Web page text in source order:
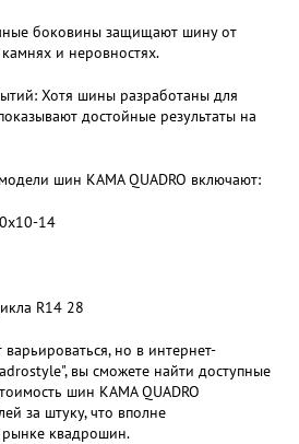
боковины защищают шину от
и неровностях.
Хотя шины разработаны для
достойные результаты на
шин KAMA QUADRO включают:
14
R14 28
но в интернет-
вы сможете найти доступные
шин KAMA QUADRO
за штуку, что вполне
рынке квадрошин.